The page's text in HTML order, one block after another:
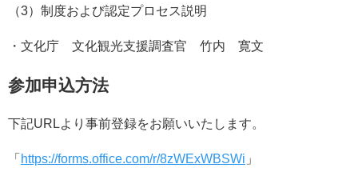
（3）制度および認定プロセス説明
・文化庁 文化観光支援調査官 竹内 寛文
参加申込方法
下記URLより事前登録をお願いいたします。
「 https://forms.office.com/r/8zWExWBSWi 」